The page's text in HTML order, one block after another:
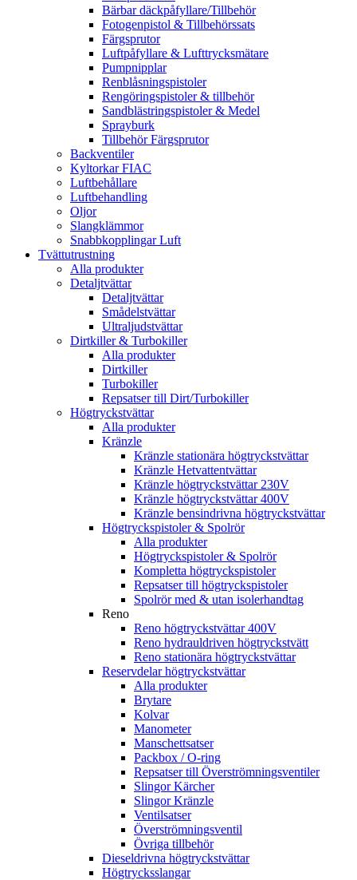
Bärbar däckpåfyllare/Tillbehör
Fotogenpistol & Tillbehörssats
Färgsprutor
Luftpåfyllare & Lufttrycksmätare
Pumpnipplar
Renblåsningspistoler
Rengöringspistoler & tillbehör
Sandblästringspistoler & Medel
Sprayburk
Tillbehör Färgsprutor
Backventiler
Kyltorkar FIAC
Luftbehållare
Luftbehandling
Oljor
Slangklämmor
Snabbkopplingar Luft
Tvättutrustning
Alla produkter
Detaljtvättar
Detaljtvättar
Smådelstvättar
Ultraljudstvättar
Dirtkiller & Turbokiller
Alla produkter
Dirtkiller
Turbokiller
Repsatser till Dirt/Turbokiller
Högtryckstvättar
Alla produkter
Kränzle
Kränzle stationära högtryckstvättar
Kränzle Hetvattentvättar
Kränzle högtryckstvättar 230V
Kränzle högtryckstvättar 400V
Kränzle bensindrivna högtryckstvättar
Högtryckspistoler & Spolrör
Alla produkter
Högtryckspistoler & Spolrör
Kompletta högtryckspistoler
Repsatser till högtryckspistoler
Spolrör med & utan isolerhandtag
Reno
Reno högtryckstvättar 400V
Reno hydrauldriven högtryckstvätt
Reno stationära högtryckstvättar
Reservdelar högtryckstvättar
Alla produkter
Brytare
Kolvar
Manometer
Manschettsatser
Packbox / O-ring
Repsatser till Överströmningsventiler
Slingor Kärcher
Slingor Kränzle
Ventilsatser
Överströmningsventil
Övriga tillbehör
Dieseldrivna högtryckstvättar
Högtrycksslangar